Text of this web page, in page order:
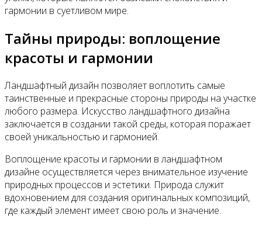
гармонии в суетливом мире.
Тайны природы: воплощение
красоты и гармонии
Ландшафтный дизайн позволяет воплотить самые
таинственные и прекрасные стороны природы на участке
любого размера. Искусство ландшафтного дизайна
заключается в создании такой среды, которая поражает
своей уникальностью и гармонией.
Воплощение красоты и гармонии в ландшафтном
дизайне осуществляется через внимательное изучение
природных процессов и эстетики. Природа служит
вдохновением для создания оригинальных композиций,
где каждый элемент имеет свою роль и значение.